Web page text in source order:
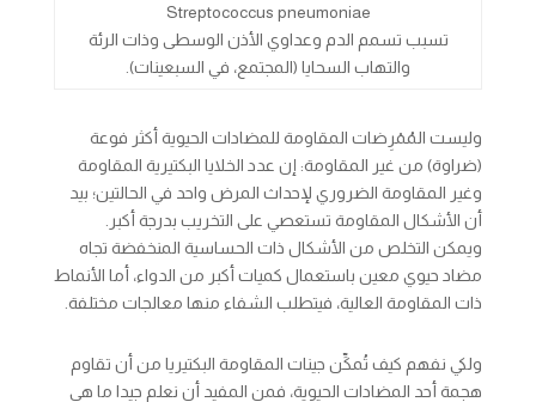
Streptococcus pneumoniae
تسبب تسمم الدم وعداوي الأذن الوسطى وذات الرئة
والتهاب السحايا (المجتمع، في السبعينات).
وليست المُمْرِضات المقاومة للمضادات الحيوية أكثر فوعة
(ضراوة) من غير المقاومة: إن عدد الخلايا البكتيرية المقاومة
وغير المقاومة الضروري لإحداث المرض واحد في الحالتين؛ بيد
أن الأشكال المقاومة تستعصي على التخريب بدرجة أكبر.
ويمكن التخلص من الأشكال ذات الحساسية المنخفضة تجاه
مضاد حيوي معين باستعمال كميات أكبر من الدواء، أما الأنماط
ذات المقاومة العالية، فيتطلب الشفاء منها معالجات مختلفة.
ولكي نفهم كيف تُمكِّن جينات المقاومة البكتيريا من أن تقاوم
هجمة أحد المضادات الحيوية، فمن المفيد أن نعلم جيدا ما هي